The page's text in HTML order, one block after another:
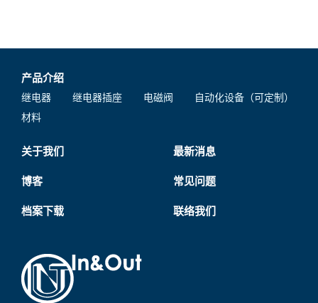
产品介绍
继电器 继电器插座 电磁阀
自动化设备（可定制）
材料
关于我们 最新消息
博客 常见问题
档案下载 联络我们